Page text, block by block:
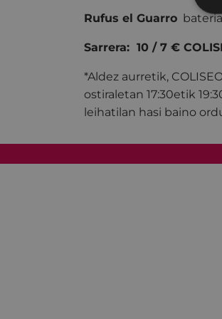
Rufus el Guarro
Sarrera: 10 / 7 €
*Aldez aurretik,
ostiraletan 17:30etik
leihatilan hasi baino